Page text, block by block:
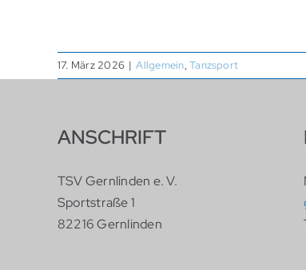
17. März 2026 | Allgemein,Tanzsport
ANSCHRIFT
TSV Gernlinden e. V.
Sportstraße 1
82216 Gernlinden